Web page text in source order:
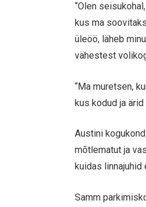
“Olen
kus ma
üleöö, läheb
vähestest
“Ma muretsen,
kus kodud ja
Austini
mõtlematut ja
kuidas
Samm